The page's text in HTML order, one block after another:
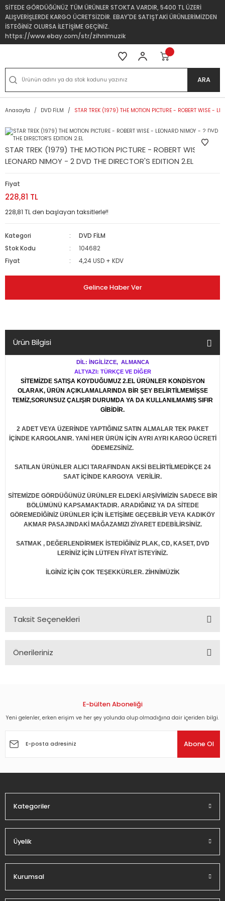
SİTEDE GÖRDÜĞÜNÜZ TÜM ÜRÜNLER STOKTA VARDIR, 5400 TL ÜZERİ
ALIŞVERİŞLERDE KARGO ÜCRETSİZDİR. EBAY'DE SATIŞTAKİ ÜRÜNLERİMİZDEN
İSTEĞİNİZ OLURSA İLETİŞİME GEÇİNİZ.
https://www.ebay.com/str/zihnimuzik
ARA
Anasayfa DVD FİLM STAR TREK (1979) THE MOTION PICTURE - ROBERT WISE -
STAR TREK (1979) THE MOTION PICTURE - ROBERT WISE -
LEONARD NIMOY - 2 DVD THE DIRECTOR'S EDITION 2.EL
Fiyat
228,81 TL
228,81 TL den başlayan taksitlerle!!
Kategori
DVD FİLM
Stok Kodu
104682
Fiyat
4,24 USD + KDV
Gelince Haber Ver
Ürün Bilgisi
DİL: İNGİLİZCE, ALMANCA
ALTYAZI: TÜRKÇE VE DİĞER
SİTEMİZDE SATIŞA KOYDUĞUMUZ 2.EL ÜRÜNLER KONDİSYON
OLARAK, ÜRÜN AÇIKLAMALARINDA BİR ŞEY BELİRTİLMEMİŞSE
TEMİZ,SORUNSUZ ÇALIŞIR DURUMDA YA DA KULLANILMAMIŞ SIFIR
GİBİDİR.
2 ADET VEYA ÜZERİNDE YAPTIĞINIZ SATIN ALMALAR TEK PAKET
İÇİNDE KARGOLANIR. YANİ HER ÜRÜN İÇİN AYRI AYRI KARGO ÜCRETİ
ÖDEMEZSİNİZ.
SATILAN ÜRÜNLER ALICI TARAFINDAN AKSİ BELİRTİLMEDİKÇE 24
SAAT İÇİNDE KARGOYA VERİLİR.
SİTEMİZDE GÖRDÜĞÜNÜZ ÜRÜNLER ELDEKİ ARŞİVİMİZİN SADECE BİR
BÖLÜMÜNÜ KAPSAMAKTADIR. ARADIĞINIZ YA DA SİTEDE
GÖREMEDİĞİNİZ ÜRÜNLER İÇİN İLETİŞİME GEÇEBİLİR VEYA KADIKÖY
AKMAR PASAJINDAKİ MAĞAZAMIZI ZİYARET EDEBİLİRSİNİZ.
SATMAK , DEĞERLENDİRMEK İSTEDİĞİNİZ PLAK, CD, KASET, DVD
LERİNİZ İÇİN LÜTFEN FİYAT İSTEYİNİZ.
İLGİNİZ İÇİN ÇOK TEŞEKKÜRLER. ZİHNİMÜZİK
Taksit Seçenekleri
Önerileriniz
Görüş ve önerileriniz için teşekkür ederiz.
Ürün açıklamasında eksik bilgiler bulunuyor.
E-bülten Aboneliği
Yeni gelenler, erken erişim ve her şey yolunda olup olmadığına dair içeriden bilgi.
Abone Ol
Kategoriler
Üyelik
Kurumsal